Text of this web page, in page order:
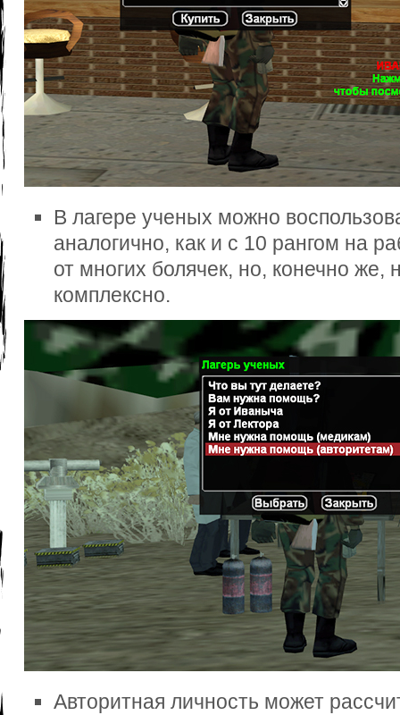
В лагере ученых можно
аналогично, как и с 10 рангом на
от многих болячек, но, конечно же,
комплексно.
Авторитная личность может